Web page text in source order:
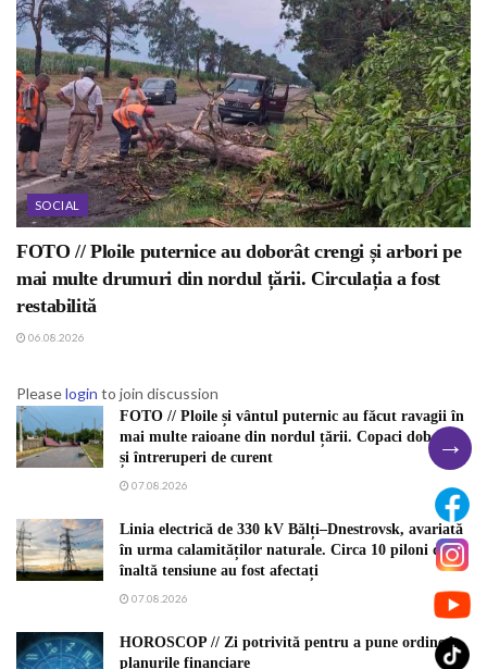
SOCIAL
FOTO // Ploile puternice au doborât crengi și arbori pe
mai multe drumuri din nordul țării. Circulația a fost
restabilită
06.08.2026
Pleaselogin to join discussion
FOTO // Ploile și vântul puternic au făcut ravagii în
mai multe raioane din nordul țării. Copaci doborâți
și întreruperi de curent
07.08.2026
Linia electrică de 330 kV Bălți–Dnestrovsk, avariată
în urma calamităților naturale. Circa 10 piloni de
înaltă tensiune au fost afectați
07.08.2026
HOROSCOP // Zi potrivită pentru a pune ordine în
planurile financiare
→